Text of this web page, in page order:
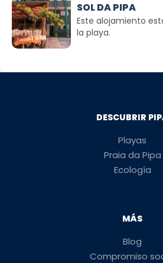
SOL DA PIPA
Este alojamiento
la playa.
DESCUBRIR
Playas
Praia da Pipa
Ecología
MÁS
Blog
Compromiso